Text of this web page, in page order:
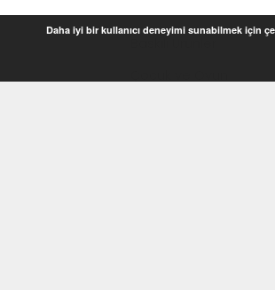
Daha iyi bir kullanıcı deneyimi sunabilmek için